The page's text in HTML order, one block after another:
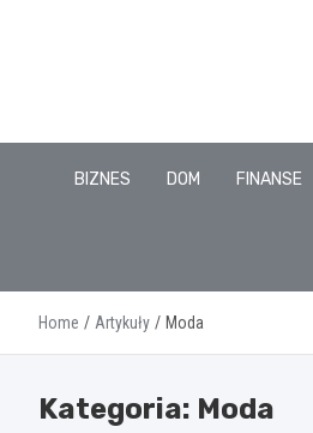
BIZNES DOM FINANSE
Home Artykuły Moda
Kategoria: Moda